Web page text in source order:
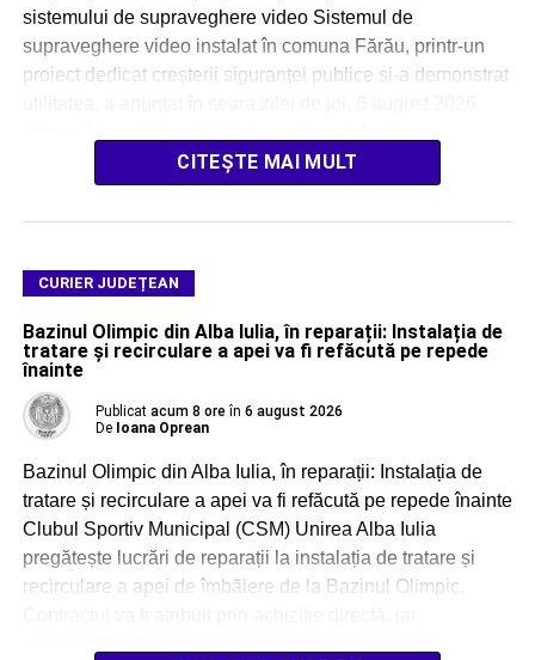
sistemului de supraveghere video Sistemul de
supraveghere video instalat în comuna Fărău, printr-un
proiect dedicat creșterii siguranței publice si-a demonstrat
CITEȘTE MAI MULT
CURIER JUDEȚEAN
Bazinul Olimpic din Alba Iulia, în reparații: Instalația de
tratare și recirculare a apei va fi refăcută pe repede
înainte
Publicat acum 8 ore în 6 august 2026
De Ioana Oprean
Bazinul Olimpic din Alba Iulia, în reparații: Instalația de
tratare și recirculare a apei va fi refăcută pe repede înainte
Clubul Sportiv Municipal (CSM) Unirea Alba Iulia
pregătește lucrări de reparații la instalația de tratare și
recirculare a apei de îmbăiere de la Bazinul Olimpic.